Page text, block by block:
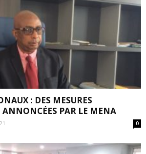
: DES MESURES
ANNONCÉES PAR LE MENA
0